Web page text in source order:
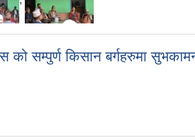
को सम्पुर्ण किसान बर्गहरुमा